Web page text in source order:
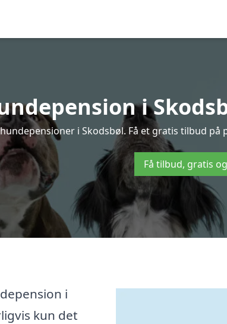
i
i Skodsbøl. Få et gratis tilbud
Få tilbud, gratis
i
kun det